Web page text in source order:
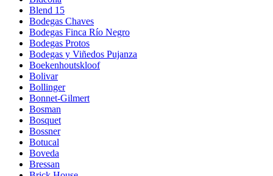
Blend 15
Bodegas Chaves
Bodegas Finca Río Negro
Bodegas Protos
Bodegas y Viñedos Pujanza
Boekenhoutskloof
Bolivar
Bollinger
Bonnet-Gilmert
Bosman
Bosquet
Bossner
Botucal
Boveda
Bressan